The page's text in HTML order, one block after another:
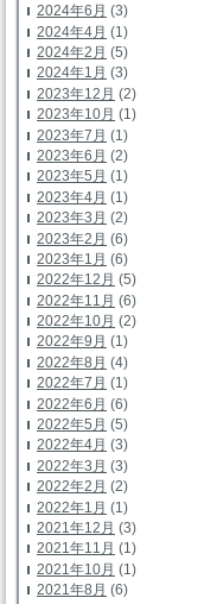
2024年6月 (3)
2024年4月 (1)
2024年2月 (5)
2024年1月 (3)
2023年12月 (2)
2023年10月 (1)
2023年7月 (1)
2023年6月 (2)
2023年5月 (1)
2023年4月 (1)
2023年3月 (2)
2023年2月 (6)
2023年1月 (6)
2022年12月 (5)
2022年11月 (6)
2022年10月 (2)
2022年9月 (1)
2022年8月 (4)
2022年7月 (1)
2022年6月 (6)
2022年5月 (5)
2022年4月 (3)
2022年3月 (3)
2022年2月 (2)
2022年1月 (1)
2021年12月 (3)
2021年11月 (1)
2021年10月 (1)
2021年8月 (6)